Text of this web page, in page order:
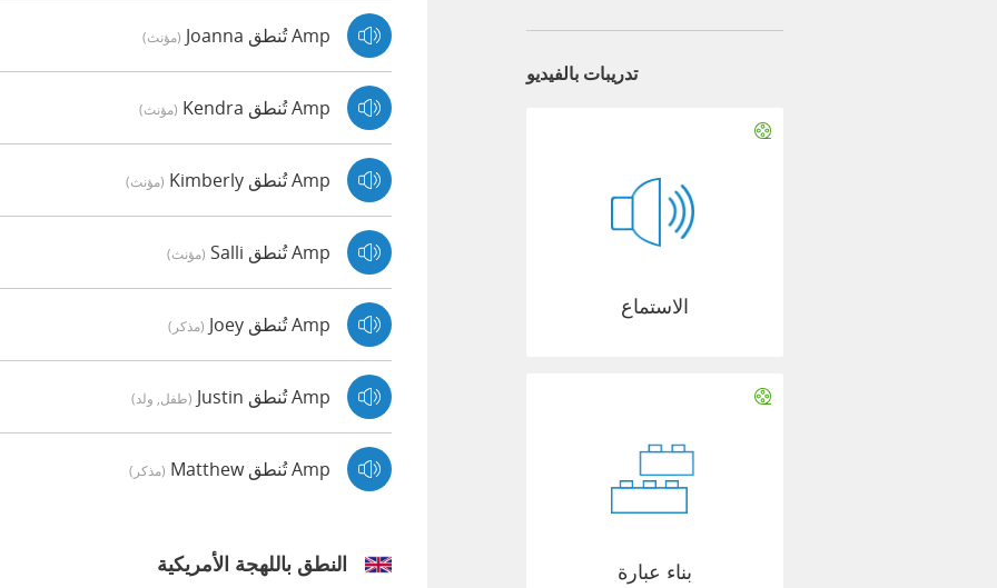
Amp تُنطق Joanna (مؤنث)
Amp تُنطق Kendra (مؤنث)
Amp تُنطق Kimberly (مؤنث)
Amp تُنطق Salli (مؤنث)
Amp تُنطق Joey (مذكر)
Amp تُنطق Justin (طفل, ولد)
Amp تُنطق Matthew (مذكر)
النطق باللهجة الأمريكية
تدريبات بالفيديو
الاستماع
بناء عبارة